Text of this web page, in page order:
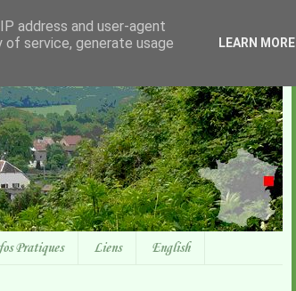
Pratiques Liens English
address and user-agent
service, generate usage
LEARN MORE